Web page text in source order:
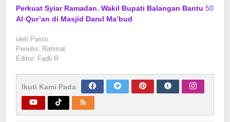
Perkuat Syiar Ramadan, Wakil Bupati Balangan Bantu 50
Al-Qur’an di Masjid Darul Ma’bud
oleh Pasto
Penulis: Rahmat
Editor: Fadli R
Ikuti Kami Pada